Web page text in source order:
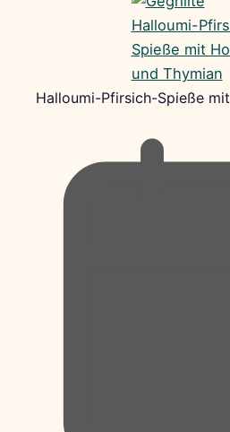
Halloumi-Pfirsich-Spieße